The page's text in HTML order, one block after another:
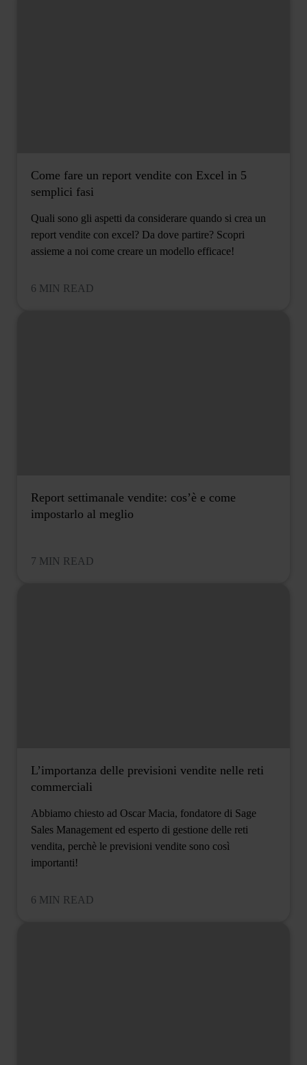
Come fare un report vendite con Excel in 5
semplici fasi
Quali sono gli aspetti da considerare quando si crea un
report vendite con excel? Da dove partire? Scopri
assieme a noi come creare un modello efficace!
6 MIN READ
Report settimanale vendite: cos’è e come
impostarlo al meglio
7 MIN READ
L’importanza delle previsioni vendite nelle reti
commerciali
Abbiamo chiesto ad Oscar Macia, fondatore di Sage
Sales Management ed esperto di gestione delle reti
vendita, perchè le previsioni vendite sono così
importanti!
6 MIN READ